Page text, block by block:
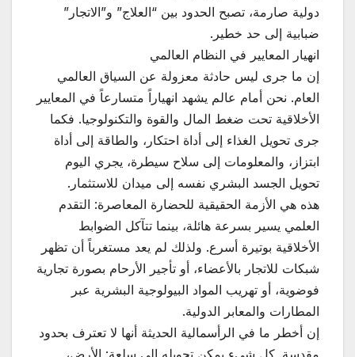
دولية صارمة، تصبح الحدود بين “العلاج” و”الاتجار”
ضبابية إلى حد خطير.
انهيار المعايير في النظام العالمي
إن ما جرى ليس حادثة معزولة عن السياق العالمي
العام. نحن أمام عالم يشهد انهياراً متسارعاً في المعايير
الأخلاقية تحت ضغط المال والقوة والتكنولوجيا. فكما
جرى تحويل الغذاء إلى أداة احتكار، والطاقة إلى أداة
ابتزاز، والمعلومات إلى سلاح سيطرة، يجري اليوم
تحويل الجسد البشري نفسه إلى ميدان للاستثمار.
هذه هي الأزمة الحقيقية للحضارة المعاصرة: التقدم
العلمي يسير بسرعة هائلة، بينما تتآكل الضوابط
الأخلاقية بوتيرة أسرع. ولذلك لم يعد مستغرباً أن تظهر
شبكات للاتجار بالأعضاء، أو تأجير الأرحام بصورة تجارية
فوضوية، أو تهريب المواد البيولوجية البشرية عبر
المطارات والمعابر الدولية.
إن أخطر ما في الرأسمالية الحديثة أنها لا تعترف بحدود